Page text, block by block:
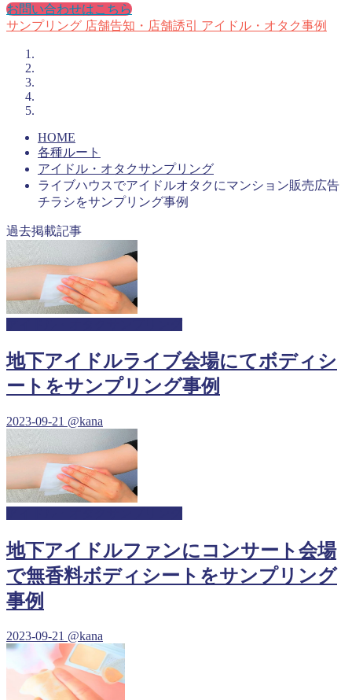
お問い合わせはこちら
サンプリング 店舗告知・店舗誘引 アイドル・オタク事例
HOME
各種ルート
アイドル・オタクサンプリング
ライブハウスでアイドルオタクにマンション販売広告
チラシをサンプリング事例
過去掲載記事
地下アイドルライブ会場にてボディシ
ートをサンプリング事例
2023-09-21 @kana
地下アイドルファンにコンサート会場
で無香料ボディシートをサンプリング
事例
2023-09-21 @kana